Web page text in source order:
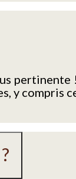
y compris